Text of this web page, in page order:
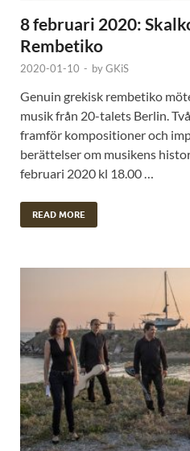
8 februari 2020:
Rembetiko
2020-01-10 - byGKiS
Genuin grekisk rembetiko
musik från 20-talets Berlin.
framför kompositioner och
berättelser om musikens
februari 2020 kl 18.00 …
READ MORE